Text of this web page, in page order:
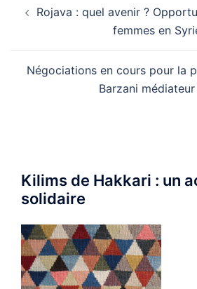
d’article
Rojava : quel avenir ?
femmes en
Négociations en cours pour la
Barzani médiateur
Kilims de Hakkari : un
solidaire